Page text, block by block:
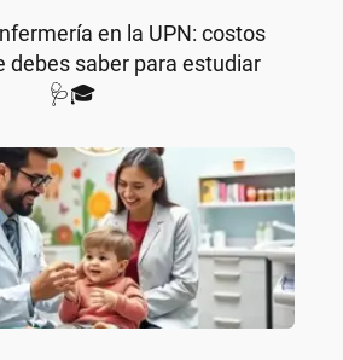
en la UPN: costos
debes saber para estudiar
🩺🎓